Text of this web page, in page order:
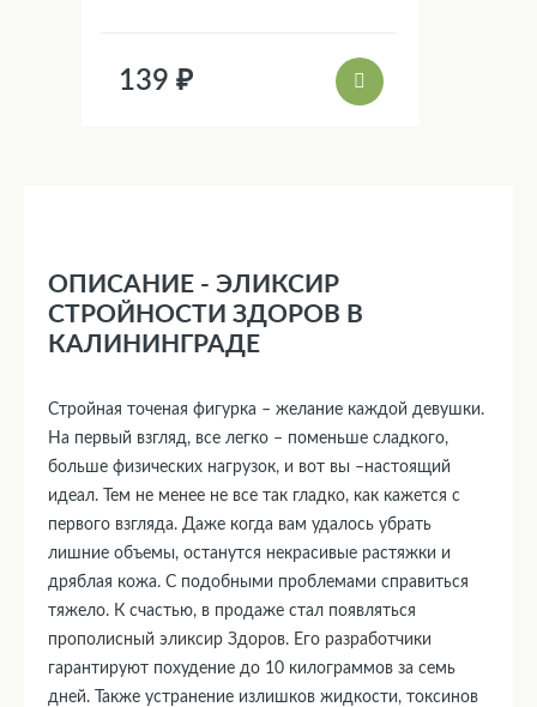
139 ₽
ОПИСАНИЕ - ЭЛИКСИР
СТРОЙНОСТИ ЗДОРОВ В
КАЛИНИНГРАДЕ
Стройная точеная фигурка – желание каждой девушки.
На первый взгляд, все легко – поменьше сладкого,
больше физических нагрузок, и вот вы –настоящий
идеал. Тем не менее не все так гладко, как кажется с
первого взгляда. Даже когда вам удалось убрать
лишние объемы, останутся некрасивые растяжки и
дряблая кожа. С подобными проблемами справиться
тяжело. К счастью, в продаже стал появляться
прополисный эликсир Здоров. Его разработчики
гарантируют похудение до 10 килограммов за семь
дней. Также устранение излишков жидкости, токсинов